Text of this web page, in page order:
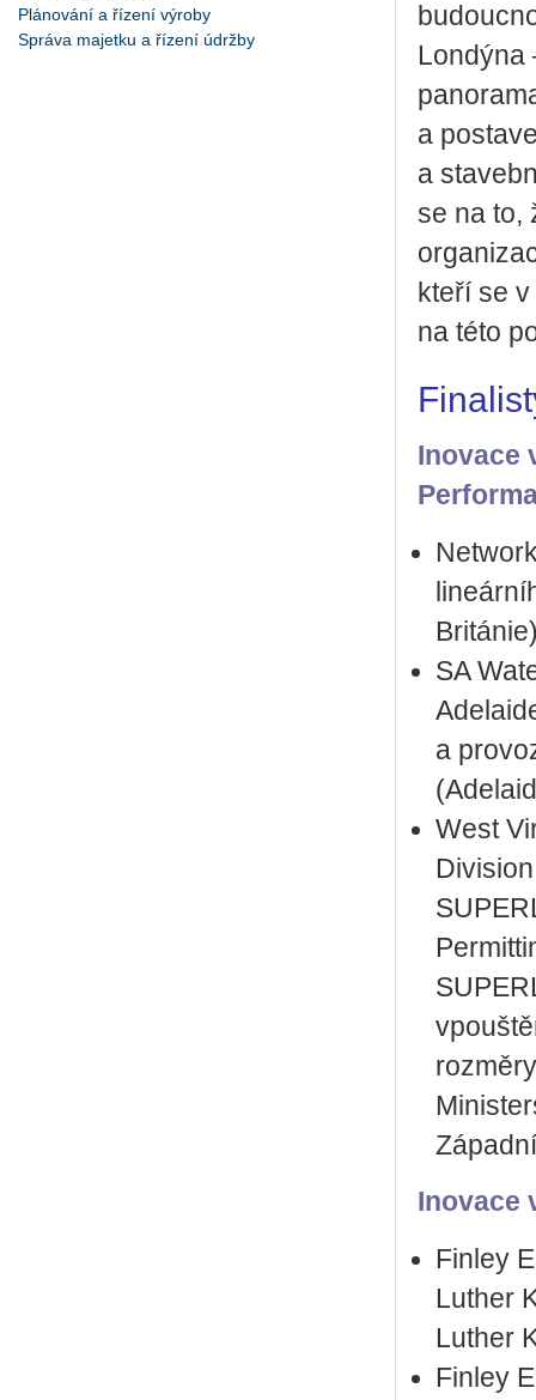
Plánování a řízení výroby
Správa majetku a řízení údržby
Londýna
a
a
se na to,
kteří se
na této
Inovace
SA
a
West
Inovace
Finley
Luther
Luther
Finley